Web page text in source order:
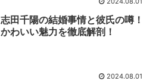
志田千陽の結婚事情と彼氏の噂！
かわいい魅力を徹底解剖！
2024.08.01